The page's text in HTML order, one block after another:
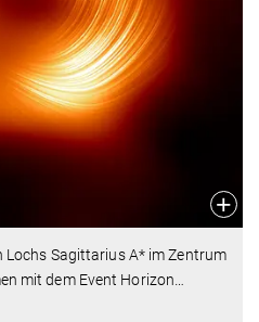
Lochs Sagittarius A* im Zentrum
mit dem Event Horizon